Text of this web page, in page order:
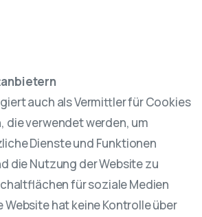
auch als Vermittler für Cookies
die verwendet werden, um
Dienste und Funktionen
die Nutzung der Website zu
für soziale Medien
Website hat keine Kontrolle über